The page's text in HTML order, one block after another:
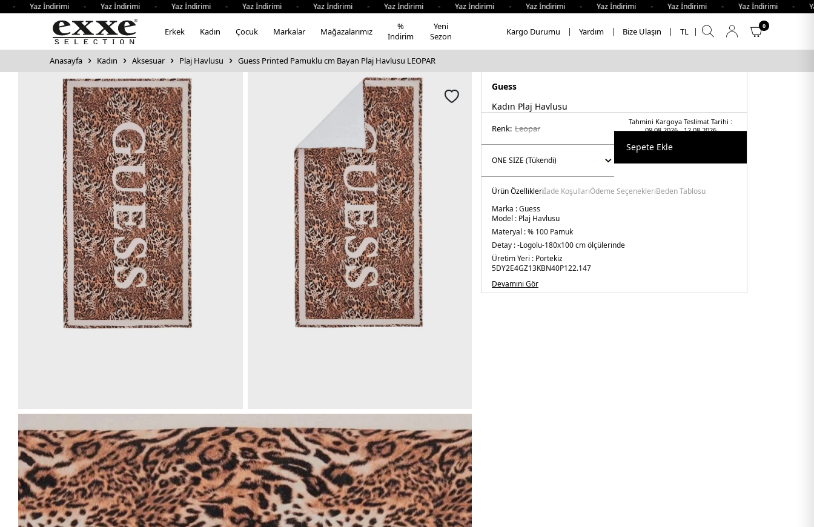
İndirimi - Yaz İndirimi - Yaz İndirimi - Yaz İndirimi - Yaz İndirimi - Yaz İndirimi - Yaz İndirimi - Yaz İndirimi - Yaz İndirimi - Yaz İndirimi - Yaz İndirimi
Erkek Kadın Çocuk Markalar Mağazalarımız
%
İndirim
Yeni
Sezon
Kargo Durumu Yardım Bize Ulaşın TL
0
Anasayfa Kadın Aksesuar Plaj Havlusu Guess Printed Pamuklu cm Bayan Plaj Havlusu LEOPAR
Guess
Kadın Plaj Havlusu
Tahmini Kargoya Teslimat Tarihi :
09.08.2026 - 12.08.2026
Renk: leopar
Sepete Ekle
Ürün Özellikleriİade KoşullarıÖdeme SeçenekleriBeden Tablosu
Marka :Guess
Model : Plaj Havlusu
Materyal :% 100 Pamuk
Detay :-Logolu-180x100 cm ölçülerinde
Üretim Yeri : Portekiz
5DY2E4GZ13KBN40P122.147
Devamını Gör